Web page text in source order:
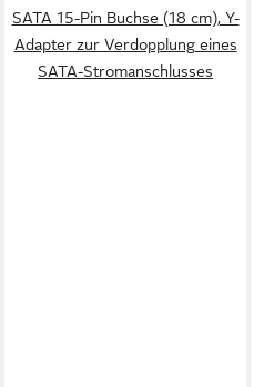
SATA 15-Pin Buchse (18 cm), Y-
Adapter zur Verdopplung eines
SATA-Stromanschlusses